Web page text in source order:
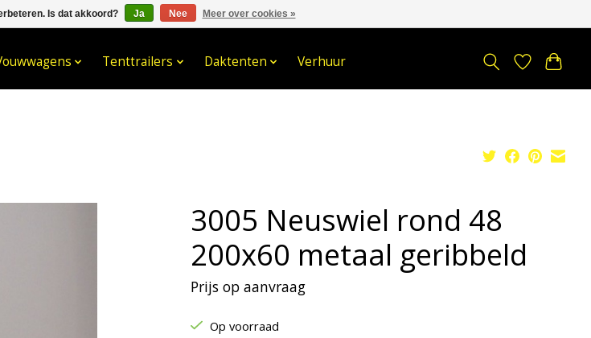
033- 2470 538 info@kraaybv.com Stuur een Whatsapp bericht
Tenttrailers Daktenten Verhuur
3005 Neuswiel rond 48
200x60 metaal geribbeld
Prijs op aanvraag
Op voorraad
Is dat akkoord? Ja Nee Meer over cookies »